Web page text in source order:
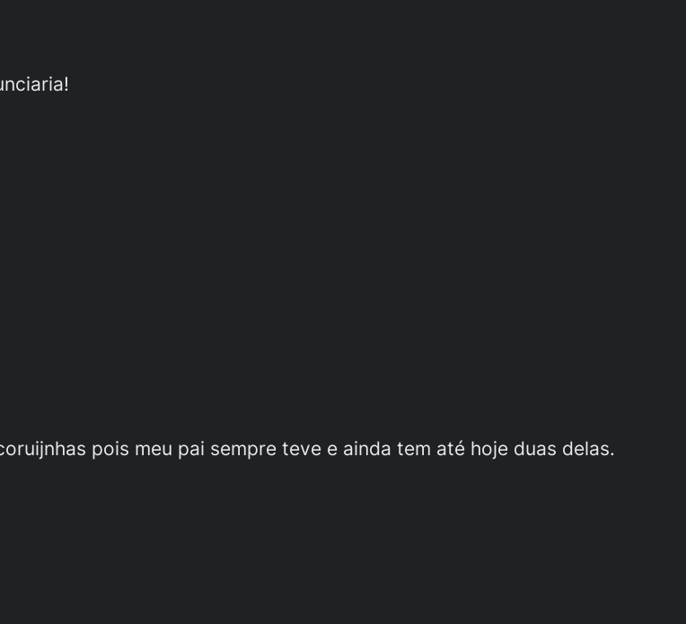
pois meu pai sempre teve e ainda tem até hoje duas delas.